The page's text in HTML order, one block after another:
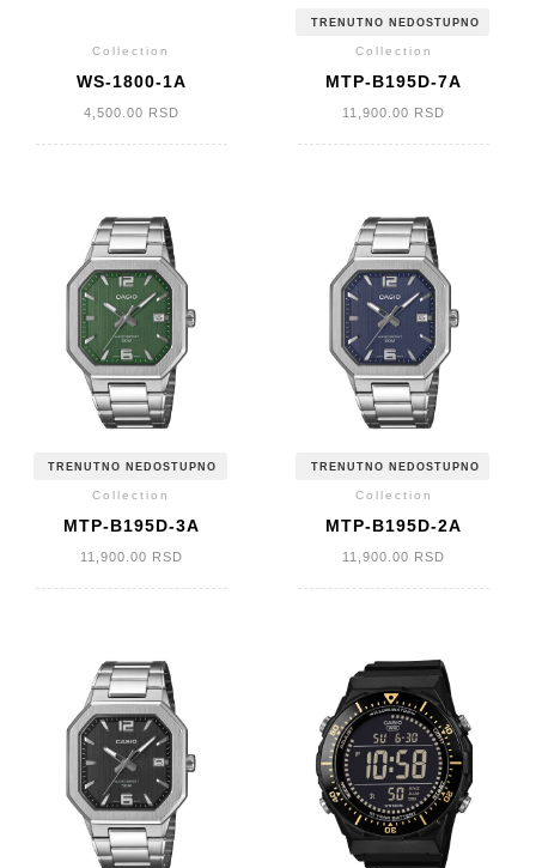
Collection
WS-1800-1A
4,500.00 RSD
TRENUTNO NEDOSTUPNO
Collection
MTP-B195D-7A
11,900.00 RSD
TRENUTNO NEDOSTUPNO
Collection
MTP-B195D-3A
11,900.00 RSD
TRENUTNO NEDOSTUPNO
Collection
MTP-B195D-2A
11,900.00 RSD